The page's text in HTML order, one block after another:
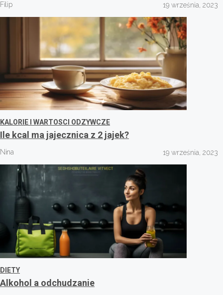
Filip 19 września, 2023
KALORIE I WARTOSCI ODZYWCZE
Ile kcal ma jajecznica z 2 jajek?
Nina 19 września, 2023
DIETY
Alkohol a odchudzanie